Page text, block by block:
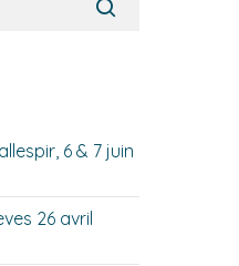
6 & 7 juin
26 avril